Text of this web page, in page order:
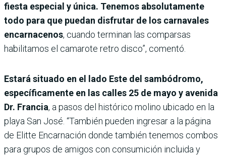
fiesta especial y única. Tenemos absolutamente
todo para que puedan disfrutar de los carnavales
encarnacenos, cuando terminan las comparsas
habilitamos el camarote retro disco”, comentó.
Estará situado en el lado Este del sambódromo,
específicamente en las calles 25 de mayo y avenida
Dr. Francia, a pasos del histórico molino ubicado en la
playa San José. “También pueden ingresar a la página
de Elitte Encarnación donde también tenemos combos
para grupos de amigos con consumición incluida y